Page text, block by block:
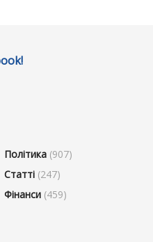
Політика (907)
Статті (247)
Фінанси (459)